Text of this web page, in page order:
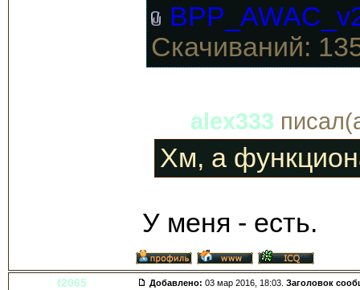
Скачиваний:
alex333
Хм, а
У меня - есть.
f2065 Добавлено: 03 мар 2016, 18:03. Заголовок